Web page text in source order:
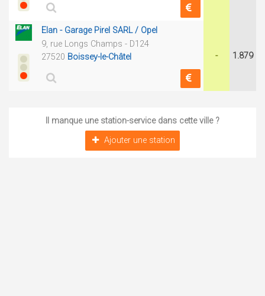
Elan - Garage Pirel SARL / Opel
9, rue Longs Champs - D124
27520 Boissey-le-Châtel - 1.879
Il manque une station-service dans cette ville ?
Ajouter une station